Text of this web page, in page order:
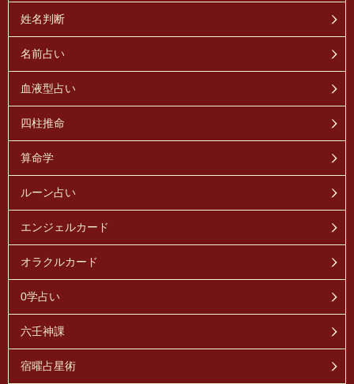
姓名判断
名前占い
血液型占い
四柱推命
算命学
ルーン占い
エンジェルカード
オラクルカード
0学占い
六壬神課
宿曜占星術